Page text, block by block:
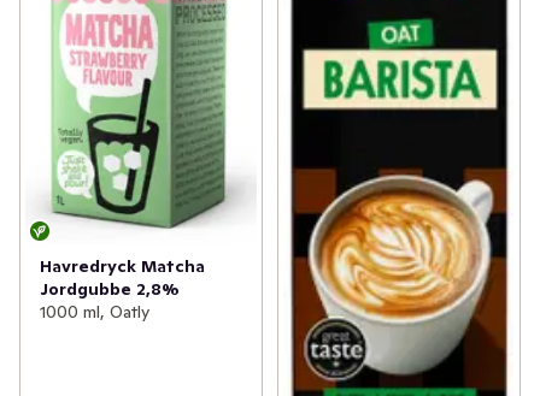
Havredryck Matcha
Jordgubbe 2,8%
1000 ml, Oatly